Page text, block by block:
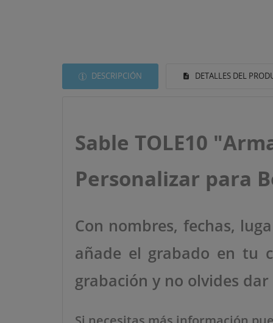
DESCRIPCIÓN DETALLES DEL
Sable TOLE10
Personalizar para
Con nombres, fechas,
añade el grabado en tu
grabación y no olvides
MI